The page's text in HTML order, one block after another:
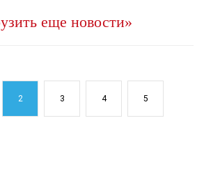
еще новости»
2 3 4 5